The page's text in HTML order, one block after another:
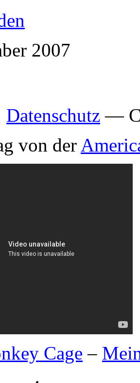
2007
Datenschutz —
von der
Cage –